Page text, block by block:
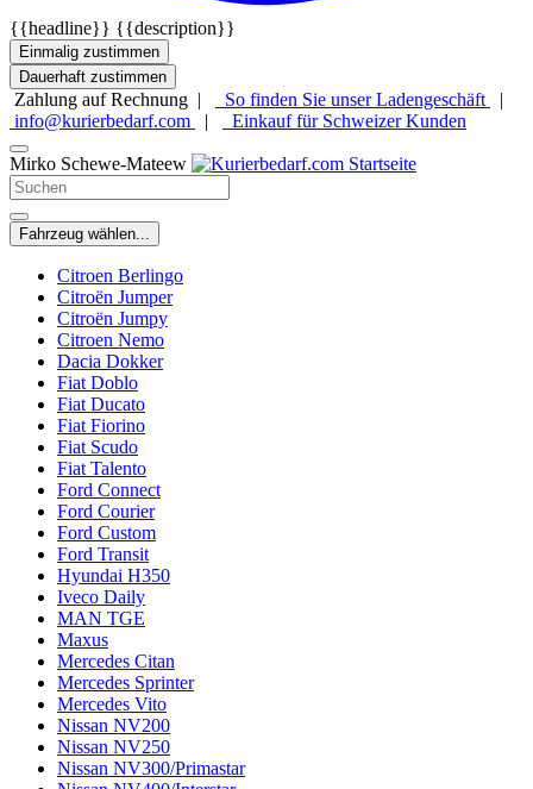
{{headline}} {{description}}
Einmalig zustimmen
Dauerhaft zustimmen
Zahlung auf Rechnung | So finden Sie unser Ladengeschäft
|
info@kurierbedarf.com
| Einkauf für Schweizer Kunden
Mirko Schewe-Mateew
Fahrzeug wählen...
Citroen Berlingo
Citroën Jumper
Citroën Jumpy
Citroen Nemo
Dacia Dokker
Fiat Doblo
Fiat Ducato
Fiat Fiorino
Fiat Scudo
Fiat Talento
Ford Connect
Ford Courier
Ford Custom
Ford Transit
Hyundai H350
Iveco Daily
MAN TGE
Maxus
Mercedes Citan
Mercedes Sprinter
Mercedes Vito
Nissan NV200
Nissan NV250
Nissan NV300/Primastar